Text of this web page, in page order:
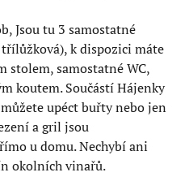
Jsou tu 3 samostatné
k dispozici máte
stolem, samostatné WC,
koutem. Součástí Hájenky
upéct buřty nebo jen
a gril jsou
u domu. Nechybí ani
okolních vinařů.